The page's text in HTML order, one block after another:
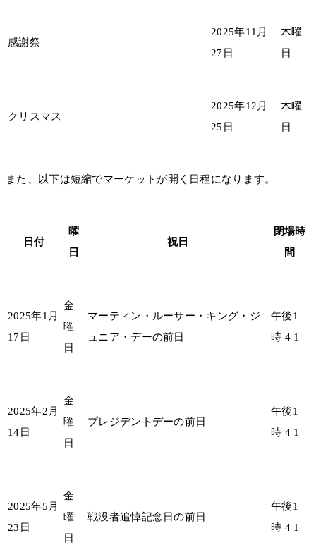
感謝祭
2025年11月
27日
木曜
日
クリスマス
2025年12月
25日
木曜
日
また、以下は短縮でマーケットが開く日程になります。
日付
曜
日
祝日
閉場時
間
2025年1月
17日
金
曜
日
マーティン・ルーサー・キング・ジ
ュニア・デーの前日
午後1
時 4 1
2025年2月
14日
金
曜
日
プレジデントデーの前日
午後1
時 4 1
2025年5月
23日
金
曜
日
戦没者追悼記念日の前日
午後1
時 4 1